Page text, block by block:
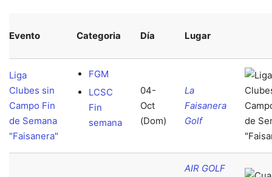
Evento Categoria Día Lugar
Liga
Clubes sin
Campo Fin
de Semana
"Faisanera"
FGM
LCSC
Fin
semana
04-
Oct
(Dom)
La
Faisanera
Golf
AIR GOLF